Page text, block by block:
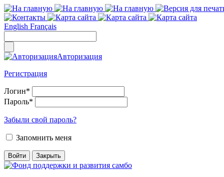
English Français
Авторизация
Регистрация
Логин*
Пароль*
Забыли свой пароль?
Запомнить меня